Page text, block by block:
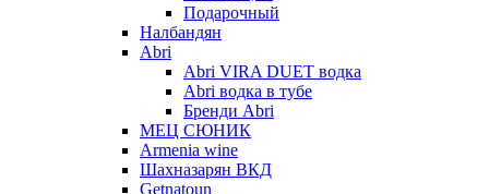
Подарочный
Налбандян
Abri
Abri VIRA DUET водка
Abri водка в тубе
Бренди Abri
МЕЦ СЮНИК
Armenia wine
Шахназарян ВКД
Getnatoun